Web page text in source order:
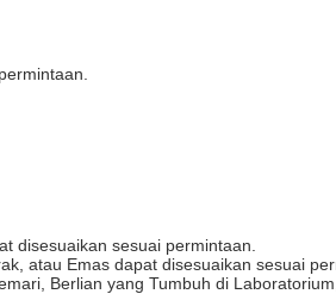
disesuaikan sesuai permintaan.
atau Emas dapat disesuaikan sesuai
Berlian yang Tumbuh di